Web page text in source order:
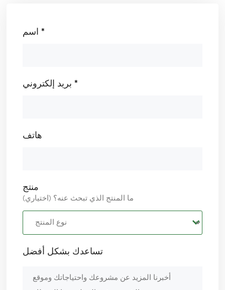
اسم *
بريد إلكتروني *
هاتف
منتج
ما المنتج الذي تبحث عنه؟ (اختياري)
تساعدك بشكل أفضل